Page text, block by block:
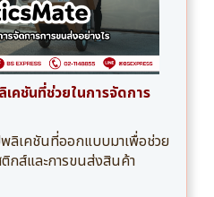
ชันที่ช่วยในการจัดการ
เคชันที่ออกแบบมาเพื่อช่วย
กส์และการขนส่งสินค้า